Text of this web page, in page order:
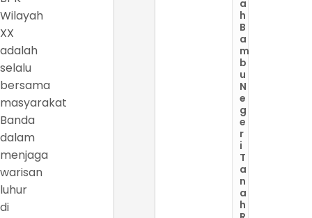
Wilayah
XX
adalah
selalu
bersama
masyarakat
Banda
dalam
menjaga
warisan
luhur
di
a
h
B
a
m
b
u
N
e
g
e
r
i
T
a
n
a
h